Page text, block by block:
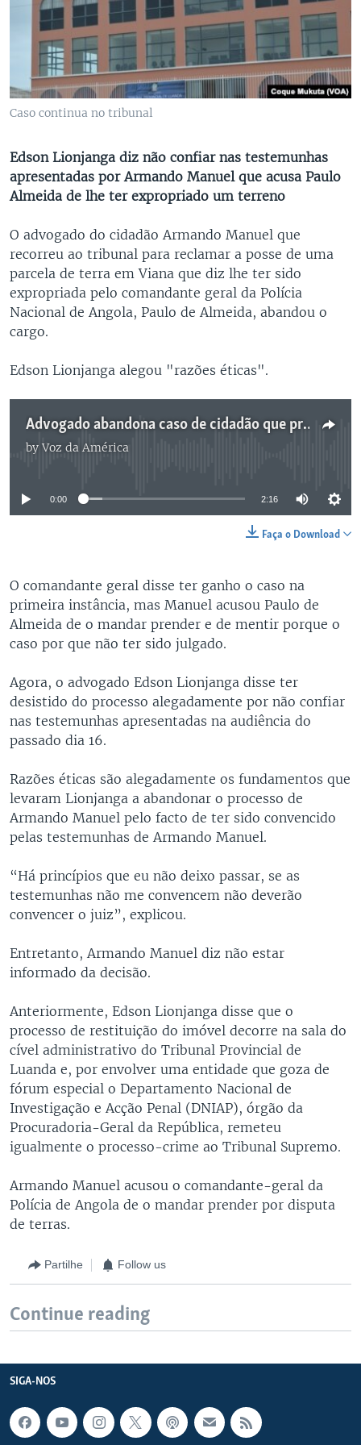
Caso continua no tribunal
Edson Lionjanga diz não confiar nas testemunhas
apresentadas por Armando Manuel que acusa Paulo
Almeida de lhe ter expropriado um terreno
O advogado do cidadão Armando Manuel que
recorreu ao tribunal para reclamar a posse de uma
parcela de terra em Viana que diz lhe ter sido
expropriada pelo comandante geral da Polícia
Nacional de Angola, Paulo de Almeida, abandou o
cargo.
Edson Lionjanga alegou "razões éticas".
Advogado abandona caso de cidadão que processou comandante geral da polícia angolana - 2:18
byVoz da América
No media source currently available
0:00 2:16
Faça o Download
O comandante geral disse ter ganho o caso na
primeira instância, mas Manuel acusou Paulo de
Almeida de o mandar prender e de mentir porque o
caso por que não ter sido julgado.
Agora, o advogado Edson Lionjanga disse ter
desistido do processo alegadamente por não confiar
nas testemunhas apresentadas na audiência do
passado dia 16.
Razões éticas são alegadamente os fundamentos que
levaram Lionjanga a abandonar o processo de
Armando Manuel pelo facto de ter sido convencido
pelas testemunhas de Armando Manuel.
“Há princípios que eu não deixo passar, se as
testemunhas não me convencem não deverão
convencer o juiz”, explicou.
Entretanto, Armando Manuel diz não estar
informado da decisão.
Anteriormente, Edson Lionjanga disse que o
processo de restituição do imóvel decorre na sala do
cível administrativo do Tribunal Provincial de
Luanda e, por envolver uma entidade que goza de
fórum especial o Departamento Nacional de
Investigação e Acção Penal (DNIAP), órgão da
Procuradoria-Geral da República, remeteu
igualmente o processo-crime ao Tribunal Supremo.
Armando Manuel acusou o comandante-geral da
Polícia de Angola de o mandar prender por disputa
de terras.
Partilhe Follow us
Continue reading
SIGA-NOS